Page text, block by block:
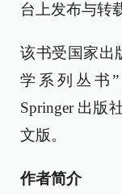
台上发布与转
该书受国家出
学系列丛书
Springer 出版
文版。
作者简介